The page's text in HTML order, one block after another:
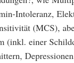
Intoleranz,
(MCS),
(inkl. einer